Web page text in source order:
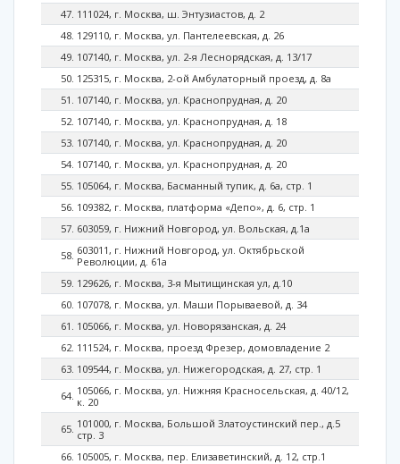
111024, г. Москва, ш. Энтузиастов, д. 2
129110, г. Москва, ул. Пантелеевская, д. 26
107140, г. Москва, ул. 2-я Леснорядская, д. 13/17
125315, г. Москва, 2-ой Амбулаторный проезд, д. 8а
107140, г. Москва, ул. Краснопрудная, д. 20
107140, г. Москва, ул. Краснопрудная, д. 18
107140, г. Москва, ул. Краснопрудная, д. 20
107140, г. Москва, ул. Краснопрудная, д. 20
105064, г. Москва, Басманный тупик, д. 6а, стр. 1
109382, г. Москва, платформа «Депо», д. 6, стр. 1
603059, г. Нижний Новгород, ул. Вольская, д.1а
603011, г. Нижний Новгород, ул. Октябрьской
Революции, д. 61а
129626, г. Москва, 3-я Мытищинская ул, д.10
107078, г. Москва, ул. Маши Порываевой, д. 34
105066, г. Москва, ул. Новорязанская, д. 24
111524, г. Москва, проезд Фрезер, домовладение 2
109544, г. Москва, ул. Нижегородская, д. 27, стр. 1
105066, г. Москва, ул. Нижняя Красносельская, д. 40/12,
к. 20
101000, г. Москва, Большой Златоустинский пер., д.5
стр. 3
105005, г. Москва, пер. Елизаветинский, д. 12, стр.1